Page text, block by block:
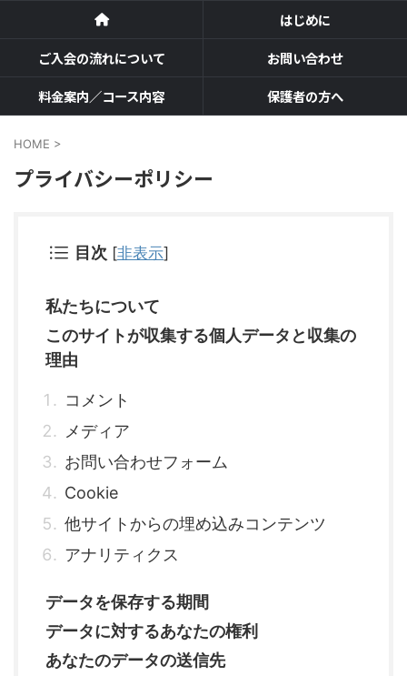
はじめに
ご入会の流れについて
お問い合わせ
料金案内／コース内容
保護者の方へ
HOME >
プライバシーポリシー
目次 [非表示]
私たちについて
このサイトが収集する個人データと収集の
理由
コメント
メディア
お問い合わせフォーム
Cookie
他サイトからの埋め込みコンテンツ
アナリティクス
データを保存する期間
データに対するあなたの権利
あなたのデータの送信先